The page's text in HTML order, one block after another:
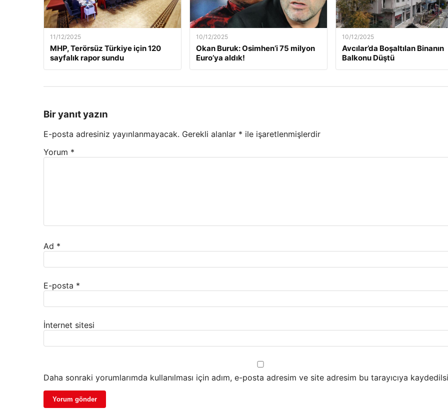
11/12/2025
MHP, Terörsüz Türkiye için 120
sayfalık rapor sundu
10/12/2025
Okan Buruk: Osimhen’i 75 milyon
Euro’ya aldık!
10/12/2025
Avcılar’da Boşaltılan Binanın
Balkonu Düştü
Bir yanıt yazın
E-posta adresiniz yayınlanmayacak. Gerekli alanlar * ile işaretlenmişlerdir
Yorum *
Ad *
E-posta *
İnternet sitesi
Daha sonraki yorumlarımda kullanılması için adım, e-posta adresim ve site adresim bu tarayıcıya